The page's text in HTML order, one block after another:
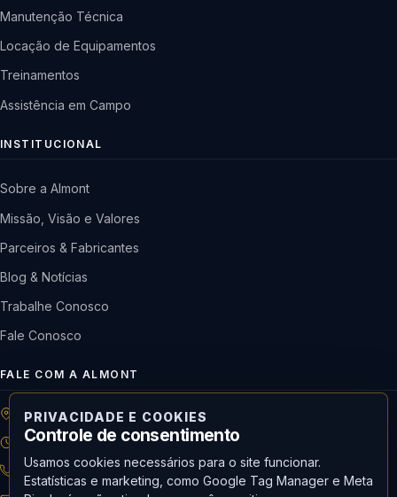
Manutenção Técnica
Locação de Equipamentos
Treinamentos
Assistência em Campo
INSTITUCIONAL
Sobre a Almont
Missão, Visão e Valores
Parceiros & Fabricantes
Blog & Notícias
Trabalhe Conosco
Fale Conosco
FALE COM A ALMONT
R: Horácio de Castilho, 284 Vila Maria | São Paulo-SP
08h às 18h | Seg. a Qui. | 08h às 17h | Sex.
11 3488-9300 RECEPÇÃO
PRIVACIDADE E COOKIES
Controle de consentimento
Usamos cookies necessários para o site funcionar.
Estatísticas e marketing, como Google Tag Manager e Meta